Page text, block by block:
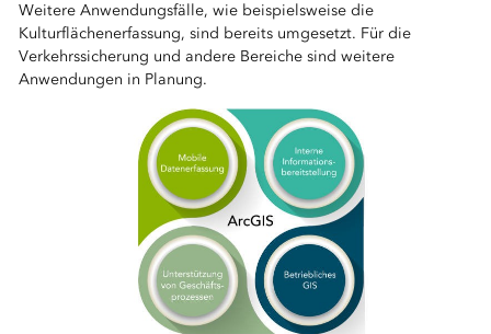
Weitere Anwendungsfälle, wie beispielsweise die
Kulturflächenerfassung, sind bereits umgesetzt. Für die
Verkehrssicherung und andere Bereiche sind weitere
Anwendungen in Planung.